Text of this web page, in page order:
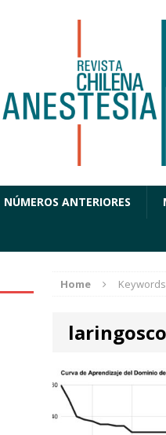
NÚMEROS ANTERIORES
Home Keywords